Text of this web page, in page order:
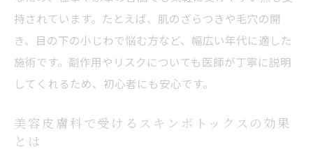
説
水光注射とスキンボトックスの併用で肌質アッ
プ
美容皮膚科で体験できる水光注射の魅力
は
持されています。たとえば、肌のざらつきや毛穴の開
き、目の下の小じわで悩む方など、幅広い年代に適した
施術です。副作用やリスクについても医師が丁寧に説明
してくれるため、初心者にも安心です。
美容皮膚科で受けるスキンボトックスの効果
とは